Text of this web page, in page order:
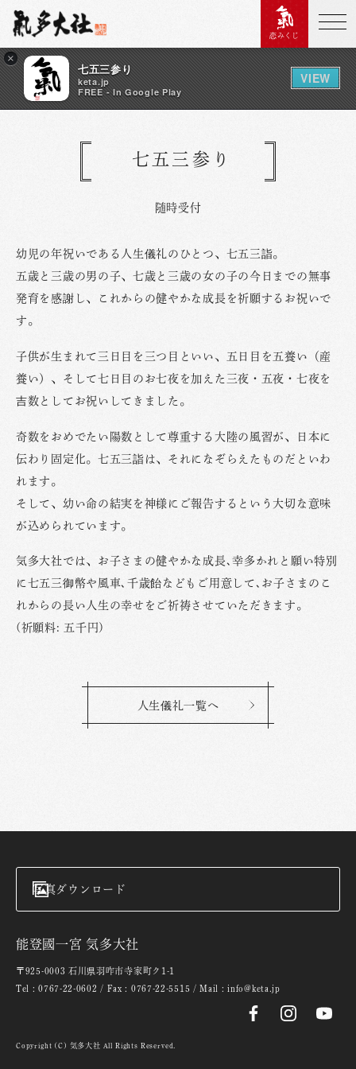
×
七五三参り
keta.jp
FREE - In Google Play
VIEW
恋みくじ
七五三参り
随時受付
幼児の年祝いである人生儀礼のひとつ、七五三詣。
五歳と三歳の男の子、七歳と三歳の女の子の今日までの無事
発育を感謝し、これからの健やかな成長を祈願するお祝いで
す。
子供が生まれて三日目を三つ目といい、五日目を五養い（産
養い）、そして七日目のお七夜を加えた三夜・五夜・七夜を
吉数としてお祝いしてきました。
奇数をおめでたい陽数として尊重する大陸の風習が、日本に
伝わり固定化。七五三詣は、それになぞらえたものだといわ
れます。
そして、幼い命の結実を神様にご報告するという大切な意味
が込められています。
気多大社では、お子さまの健やかな成長､幸多かれと願い特別
に七五三御幣や風車､千歳飴などもご用意して､お子さまのこ
れからの長い人生の幸せをご祈祷させていただきます。
(祈願料: 五千円)
人生儀礼一覧へ
写真ダウンロード
能登國一宮 気多大社
〒925-0003 石川県羽咋市寺家町ク1-1
Tel : 0767-22-0602 / Fax : 0767-22-5515 / Mail : info@keta.jp
Copyright (C) 気多大社 All Rights Reserved.